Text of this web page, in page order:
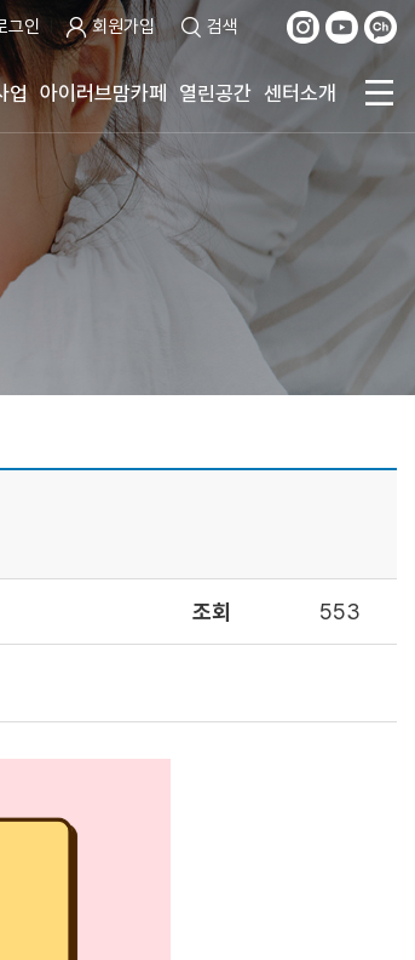
그인 회원가입 검색
업 아이러브맘카페 열린공간 센터소개
조회 553